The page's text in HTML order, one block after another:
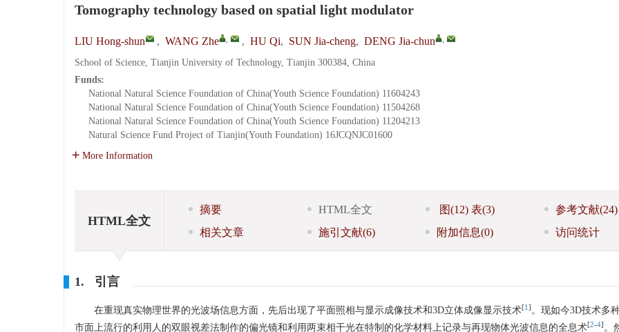
Tomography technology based on spatial light modulator
LIU Hong-shun , WANG Zhe , , HU Qi, SUN Jia-cheng, DENG Jia-chun ,
School of Science, Tianjin University of Technology, Tianjin 300384, China
Funds:
National Natural Science Foundation of China(Youth Science Foundation) 11604243
National Natural Science Foundation of China(Youth Science Foundation) 11504268
National Natural Science Foundation of China(Youth Science Foundation) 11204213
Natural Science Fund Project of Tianjin(Youth Foundation) 16JCQNJC01600
More Information
HTML全文
摘要 HTML全文 图(12) 表(3) 参考文献(24)
相关文章
施引文献(6) 附加信息(0) 访问统计
1. 引言
在重现真实物理世界的光波场信息方面，先后出现了平面照相与显示成像技术和3D立体成像显示技术[1 ] 。现如今3D技术多
市面上流行的利用人的双眼视差法制作的偏光镜和利用两束相干光在特制的化学材料上记录与再现物体光波信息的全息术[2-4] 。